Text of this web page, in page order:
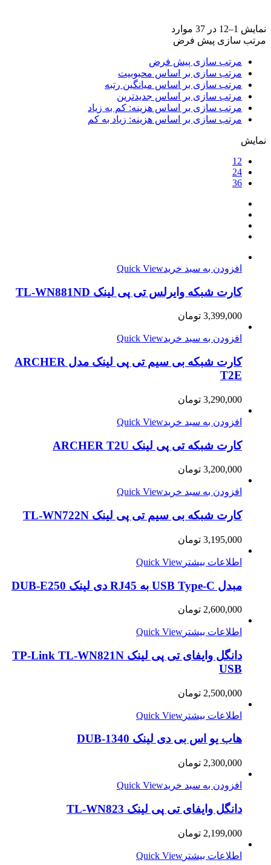
برند ها + نمایش 1–12 در 37 موارد
مرتب سازی پیش فرض
مرتب سازی پیش فرض
مرتب سازی بر اساس محبوبیت
مرتب سازی بر اساس میانگین رتبه
مرتب سازی بر اساس جدیدترین
مرتب سازی بر اساس هزینه: کم به زیاد
مرتب سازی بر اساس هزینه: زیاد به کم
نمایش
12
24
36
افزودن به سبد خریدQuick View
کارت شبکه وایرلس تی پی لینک TL-WN881ND
3,399,000 تومان
افزودن به سبد خریدQuick View
کارت شبکه بی سیم تی پی لینک مدل ARCHER
T2E
3,290,000 تومان
افزودن به سبد خریدQuick View
کارت شبکه تی پی لینک ARCHER T2U
3,200,000 تومان
افزودن به سبد خریدQuick View
کارت شبکه بی سیم تی پی لینک TL-WN722N
3,195,000 تومان
اطلاعات بیشتر Quick View
مبدل USB Type-C به RJ45 دی لینک DUB-E250
2,600,000 تومان
اطلاعات بیشتر Quick View
دانگل وایفای تی پی لینک TP-Link TL-WN821N
USB
2,500,000 تومان
اطلاعات بیشتر Quick View
هاب یو اس بی دی لینک DUB-1340
2,300,000 تومان
افزودن به سبد خریدQuick View
دانگل وایفای تی پی لینک TL-WN823
2,199,000 تومان
اطلاعات بیشتر Quick View